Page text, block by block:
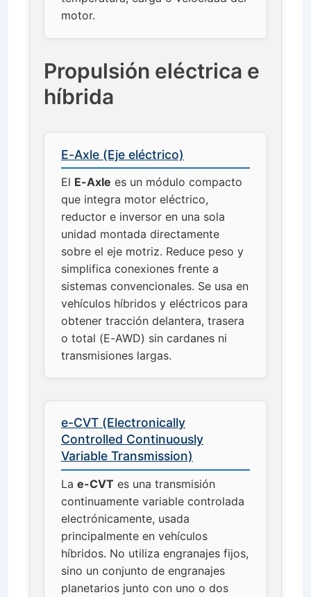
motor.
Propulsión eléctrica e
híbrida
E-Axle (Eje eléctrico)
El E-Axle es un módulo compacto
que integra motor eléctrico,
reductor e inversor en una sola
unidad montada directamente
sobre el eje motriz. Reduce peso y
simplifica conexiones frente a
sistemas convencionales. Se usa en
vehículos híbridos y eléctricos para
obtener tracción delantera, trasera
o total (E-AWD) sin cardanes ni
transmisiones largas.
e-CVT (Electronically
Controlled Continuously
Variable Transmission)
La e-CVT es una transmisión
continuamente variable controlada
electrónicamente, usada
principalmente en vehículos
híbridos. No utiliza engranajes fijos,
sino un conjunto de engranajes
planetarios junto con uno o dos